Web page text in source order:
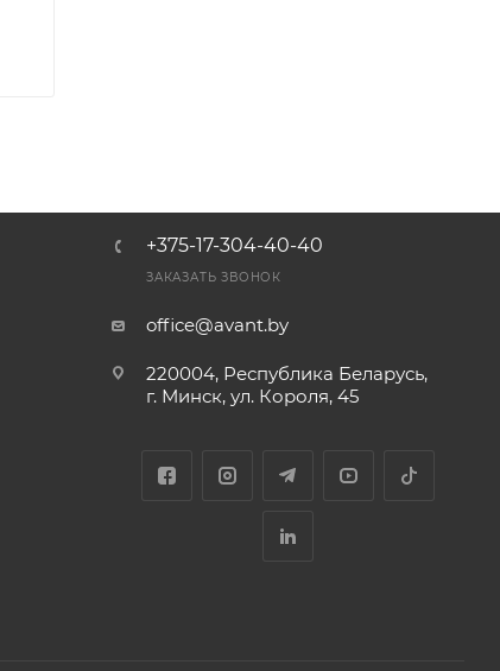
+375-17-304-40-40
ЗАКАЗАТЬ ЗВОНОК
office@avant.by
220004, Республика Беларусь,
г. Минск, ул. Короля, 45